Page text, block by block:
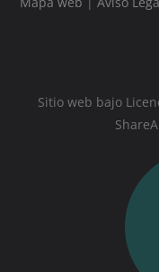
Sitio web bajo